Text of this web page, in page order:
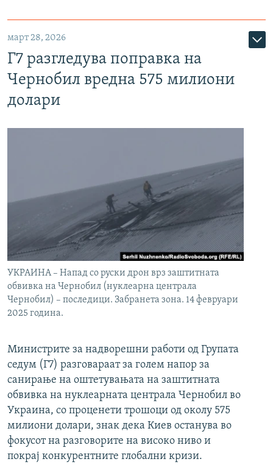
март 28, 2026
Г7 разгледува поправка на
Чернобил вредна 575 милиони
долари
УКРАИНА – Напад со руски дрон врз заштитната
обвивка на Чернобил (нуклеарна централа
Чернобил) – последици. Забранета зона. 14 февруари
2025 година.
Министрите за надворешни работи од Групата
седум (Г7) разговараат за голем напор за
санирање на оштетувањата на заштитната
обвивка на нуклеарната централа Чернобил во
Украина, со проценети трошоци од околу 575
милиони долари, знак дека Киев останува во
фокусот на разговорите на високо ниво и
покрај конкурентните глобални кризи.